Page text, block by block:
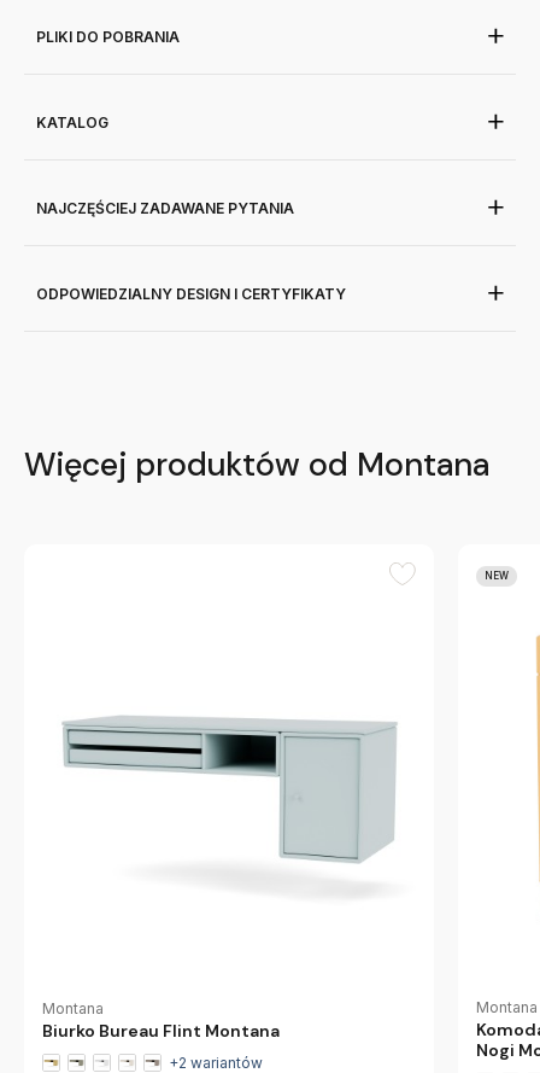
PLIKI DO POBRANIA
KATALOG
NAJCZĘŚCIEJ ZADAWANE PYTANIA
ODPOWIEDZIALNY DESIGN I CERTYFIKATY
Więcej produktów od Montana
Montana
Biurko Bureau Flint Montana
+2 wariantów
NEW
Montana
Nogi